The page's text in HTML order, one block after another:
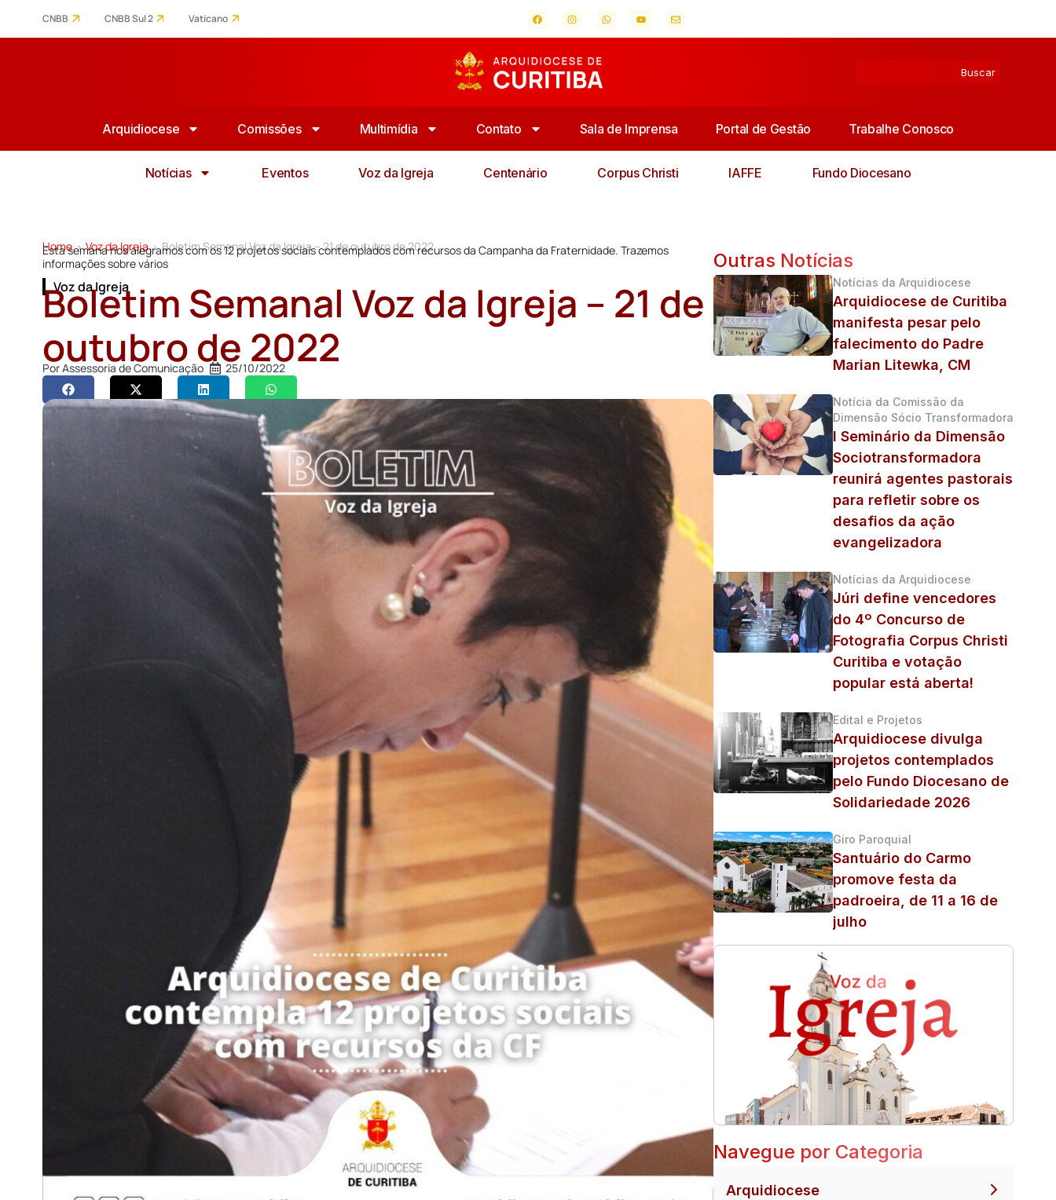
CNBB CNBB Sul 2 Vaticano
Arquidiocese Comissões Multimídia Contato Sala de Imprensa Portal de Gestão Trabalhe Conosco
Notícias Eventos Voz da Igreja Centenário Corpus Christi IAFFE Fundo Diocesano
Home > Voz da Igreja > Boletim Semanal Voz da Igreja – 21 de outubro de 2022
Esta semana nos alegramos com os 12 projetos sociais contemplados com recursos da Campanha da Fraternidade. Trazemos
informações sobre vários
Voz da Igreja
Boletim Semanal Voz da Igreja – 21 de
outubro de 2022
PorAssessoria de Comunicação 25/10/2022
Outras Notícias
Notícias da Arquidiocese
Arquidiocese de Curitiba
manifesta pesar pelo
falecimento do Padre
Marian Litewka, CM
Notícia da Comissão da
Dimensão Sócio Transformadora
I Seminário da Dimensão
Sociotransformadora
reunirá agentes pastorais
para refletir sobre os
desafios da ação
evangelizadora
Notícias da Arquidiocese
Júri define vencedores
do 4º Concurso de
Fotografia Corpus Christi
Curitiba e votação
popular está aberta!
Edital e Projetos
Arquidiocese divulga
projetos contemplados
pelo Fundo Diocesano de
Solidariedade 2026
Giro Paroquial
Santuário do Carmo
promove festa da
padroeira, de 11 a 16 de
julho
Navegue por Categoria
Arquidiocese